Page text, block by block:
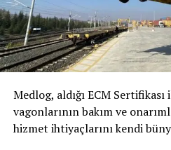
Medlog, aldığı ECM
vagonlarının bakım ve
hizmet ihtiyaçlarını kendi